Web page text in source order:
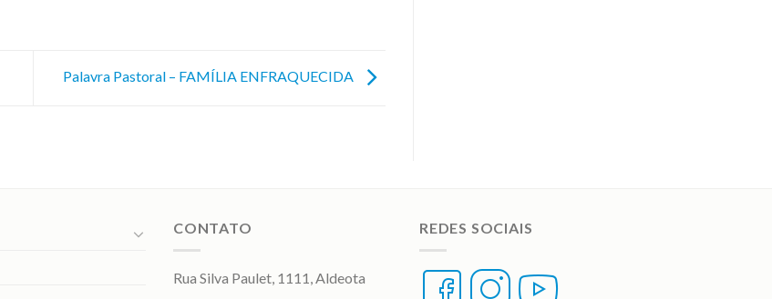
Palavra Pastoral – FAMÍLIA ENFRAQUECIDA
CONTATO
Rua Silva Paulet, 1111, Aldeota
REDES SOCIAIS